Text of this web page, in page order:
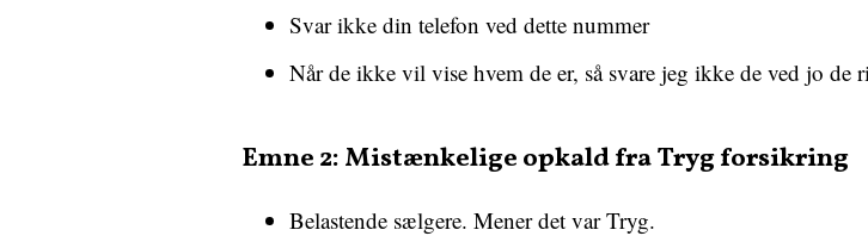
Svar ikke din telefon ved dette nummer
Når de ikke vil vise hvem de er, så svare jeg ikke de ved jo de
Emne 2: Mistænkelige opkald fra Tryg forsikring
Belastende sælgere. Mener det var Tryg.